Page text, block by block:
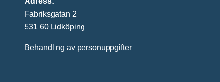
Fabriksgatan 2
531 60 Lidköping
Behandling av personuppgifter